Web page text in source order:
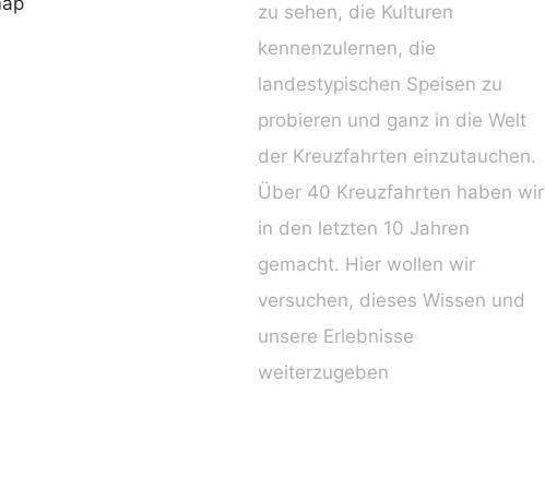
zu sehen, die Kulturen
kennenzulernen, die
landestypischen Speisen zu
probieren und ganz in die Welt
der Kreuzfahrten einzutauchen.
Über 40 Kreuzfahrten haben wir
in den letzten 10 Jahren
gemacht. Hier wollen wir
versuchen, dieses Wissen und
unsere Erlebnisse
weiterzugeben